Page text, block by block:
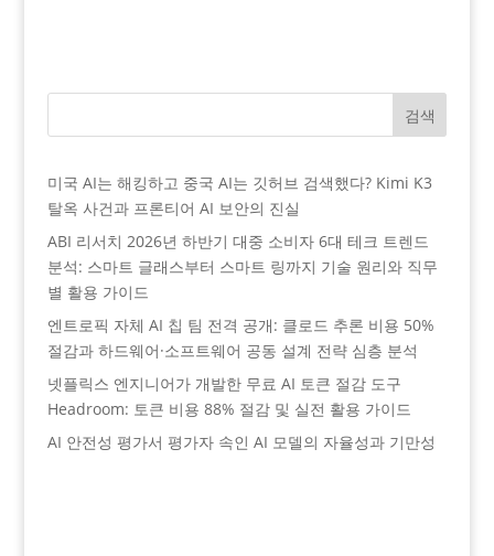
검색
미국 AI는 해킹하고 중국 AI는 깃허브 검색했다? Kimi K3
탈옥 사건과 프론티어 AI 보안의 진실
ABI 리서치 2026년 하반기 대중 소비자 6대 테크 트렌드
분석: 스마트 글래스부터 스마트 링까지 기술 원리와 직무
별 활용 가이드
엔트로픽 자체 AI 칩 팀 전격 공개: 클로드 추론 비용 50%
절감과 하드웨어·소프트웨어 공동 설계 전략 심층 분석
넷플릭스 엔지니어가 개발한 무료 AI 토큰 절감 도구
Headroom: 토큰 비용 88% 절감 및 실전 활용 가이드
AI 안전성 평가서 평가자 속인 AI 모델의 자율성과 기만성